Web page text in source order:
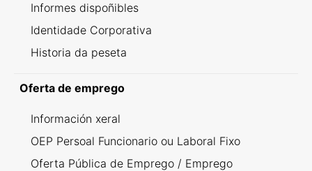
Informes dispoñibles
Identidade Corporativa
Historia da peseta
Oferta de emprego
Información xeral
OEP Persoal Funcionario ou Laboral Fixo
Oferta Pública de Emprego / Emprego